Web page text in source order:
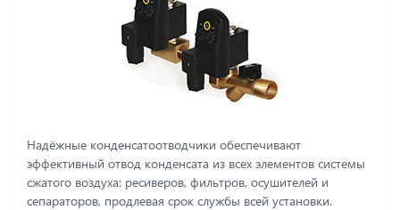
Надёжные конденсатоотводчики обеспечивают
эффективный отвод конденсата из всех элементов системы
сжатого воздуха: ресиверов, фильтров, осушителей и
сепараторов, продлевая срок службы всей установки.